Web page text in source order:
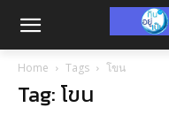
Home Tags โขน
Tag: โขน